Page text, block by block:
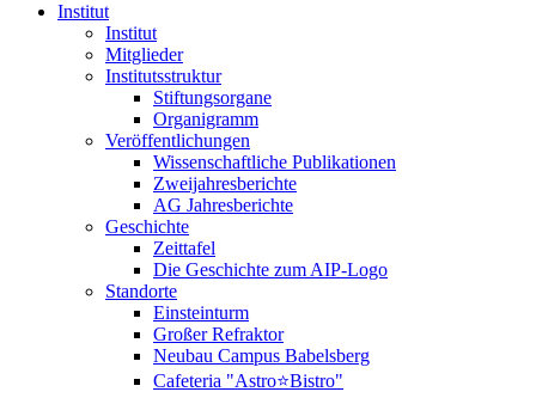
Institut
Institut
Mitglieder
Institutsstruktur
Stiftungsorgane
Organigramm
Veröffentlichungen
Wissenschaftliche Publikationen
Zweijahresberichte
AG Jahresberichte
Geschichte
Zeittafel
Die Geschichte zum AIP-Logo
Standorte
Einsteinturm
Großer Refraktor
Neubau Campus Babelsberg
Cafeteria "Astro⭐Bistro"